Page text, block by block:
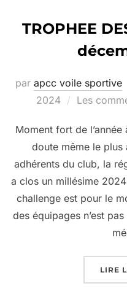
TROPHEE
par apcc voile sportive
2024
Les
Moment fort de l’année
doute même le
adhérents du club, la
a clos un millésime
challenge est pour le
des équipages n’est
LIRE